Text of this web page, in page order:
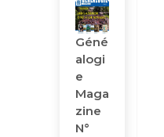
Géné
Alogi
E
Maga
Zine
N°